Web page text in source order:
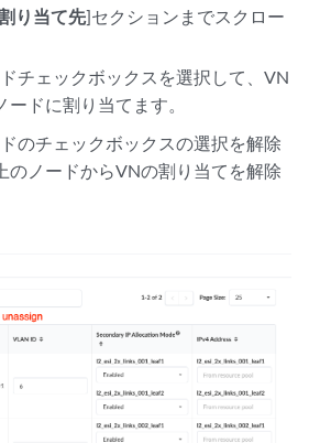
り当て先]セクションまでスクロー
チェックボックスを選択して、VN
ードに割り当てます。
のチェックボックスの選択を解除
のノードからVNの割り当てを解除